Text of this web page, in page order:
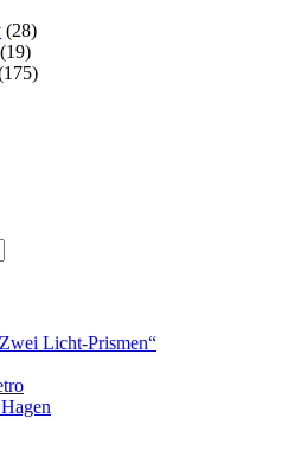
(28)
(19)
Licht-Prismen“